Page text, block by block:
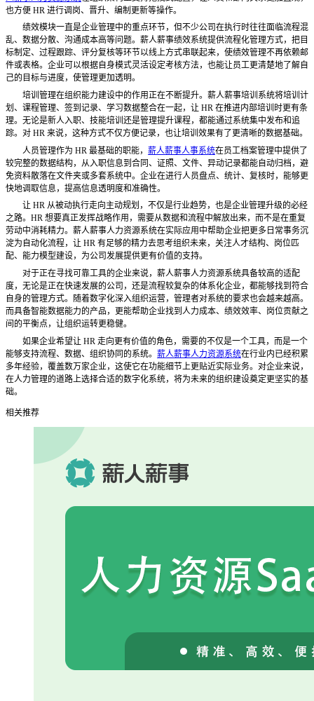
也方便 HR 进行调岗、晋升、编制更新等操作。
绩效模块一直是企业管理中的重点环节，但不少公司在执行时往往面临流程混
乱、数据分散、沟通成本高等问题。薪人薪事绩效系统提供流程化管理方式，把目
标制定、过程跟踪、评分复核等环节以线上方式串联起来，使绩效管理不再依赖邮
件或表格。企业可以根据自身模式灵活设定考核方法，也能让员工更清楚地了解自
己的目标与进度，使管理更加透明。
培训管理在组织能力建设中的作用正在不断提升。薪人薪事培训系统将培训计
划、课程管理、签到记录、学习数据整合在一起，让 HR 在推进内部培训时更有条
理。无论是新人入职、技能培训还是管理提升课程，都能通过系统集中发布和追
踪。对 HR 来说，这种方式不仅方便记录，也让培训效果有了更清晰的数据基础。
人员管理作为 HR 最基础的职能， 薪人薪事人事系统在员工档案管理中提供了
较完整的数据结构，从入职信息到合同、证照、文件、异动记录都能自动归档，避
免资料散落在文件夹或多套系统中。企业在进行人员盘点、统计、复核时，能够更
快地调取信息，提高信息透明度和准确性。
让 HR 从被动执行走向主动规划，不仅是行业趋势，也是企业管理升级的必经
之路。HR 想要真正发挥战略作用，需要从数据和流程中解放出来，而不是在重复
劳动中消耗精力。薪人薪事人力资源系统在实际应用中帮助企业把更多日常事务沉
淀为自动化流程，让 HR 有足够的精力去思考组织未来，关注人才结构、岗位匹
配、能力模型建设，为公司发展提供更有价值的支持。
对于正在寻找可靠工具的企业来说，薪人薪事人力资源系统具备较高的适配
度，无论是正在快速发展的公司，还是流程较复杂的体系化企业，都能够找到符合
自身的管理方式。随着数字化深入组织运营，管理者对系统的要求也会越来越高。
而具备智能数据能力的产品，更能帮助企业找到人力成本、绩效效率、岗位贡献之
间的平衡点，让组织运转更稳健。
如果企业希望让 HR 走向更有价值的角色，需要的不仅是一个工具，而是一个
能够支持流程、数据、组织协同的系统。 薪人薪事人力资源系统在行业内已经积累
多年经验，覆盖数万家企业，这使它在功能细节上更贴近实际业务。对企业来说，
在人力管理的道路上选择合适的数字化系统，将为未来的组织建设奠定更坚实的基
础。
相关推荐